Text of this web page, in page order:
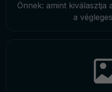
Önnek: amint kiválasztja
a